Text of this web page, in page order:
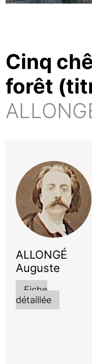
Cinq
forêt
ALLONGÉ
Auguste
Fiche
détaillée